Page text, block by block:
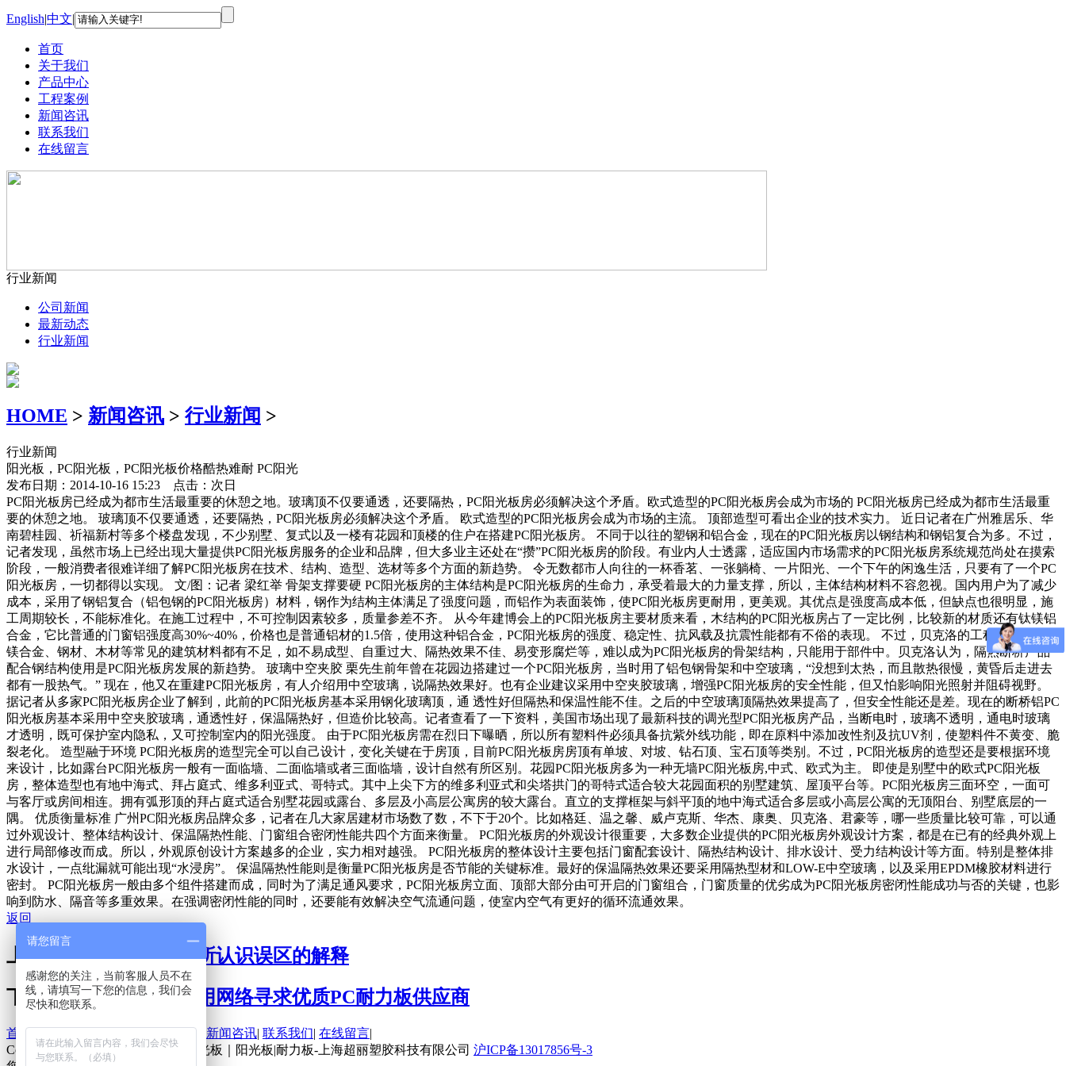
English|中文|
首页
关于我们
产品中心
工程案例
新闻咨讯
联系我们
在线留言
行业新闻
公司新闻
最新动态
行业新闻
HOME > 新闻咨讯 > 行业新闻 >
行业新闻
阳光板，PC阳光板，PC阳光板价格酷热难耐 PC阳光
发布日期：2014-10-16 15:23 点击： 次日
PC阳光板房已经成为都市生活最重要的休憩之地。玻璃顶不仅要通透，还要隔热，PC阳光板房必须解决这个矛盾。欧式造型的PC阳光板房会成为市场的 PC阳光板房已经成为都市生活最重
要的休憩之地。 玻璃顶不仅要通透，还要隔热，PC阳光板房必须解决这个矛盾。 欧式造型的PC阳光板房会成为市场的主流。 顶部造型可看出企业的技术实力。 近日记者在广州雅居乐、华
南碧桂园、祈福新村等多个楼盘发现，不少别墅、复式以及一楼有花园和顶楼的住户在搭建PC阳光板房。 不同于以往的塑钢和铝合金，现在的PC阳光板房以钢结构和钢铝复合为多。不过，
记者发现，虽然市场上已经出现大量提供PC阳光板房服务的企业和品牌，但大多业主还处在“攒”PC阳光板房的阶段。有业内人士透露，适应国内市场需求的PC阳光板房系统规范尚处在摸索
阶段，一般消费者很难详细了解PC阳光板房在技术、结构、造型、选材等多个方面的新趋势。 令无数都市人向往的一杯香茗、一张躺椅、一片阳光、一个下午的闲逸生活，只要有了一个PC
阳光板房，一切都得以实现。 文/图：记者 梁红举 骨架支撑要硬 PC阳光板房的主体结构是PC阳光板房的生命力，承受着最大的力量支撑，所以，主体结构材料不容忽视。国内用户为了减少
成本，采用了钢铝复合（铝包钢的PC阳光板房）材料，钢作为结构主体满足了强度问题，而铝作为表面装饰，使PC阳光板房更耐用，更美观。其优点是强度高成本低，但缺点也很明显，施
工周期较长，不能标准化。在施工过程中，不可控制因素较多，质量参差不齐。 从今年建博会上的PC阳光板房主要材质来看，木结构的PC阳光板房占了一定比例，比较新的材质还有钛镁铝
合金，它比普通的门窗铝强度高30%~40%，价格也是普通铝材的1.5倍，使用这种铝合金，PC阳光板房的强度、稳定性、抗风载及抗震性能都有不俗的表现。 不过，贝克洛的工程师认为，钛
镁合金、钢材、木材等常见的建筑材料都有不足，如不易成型、自重过大、隔热效果不佳、易变形腐烂等，难以成为PC阳光板房的骨架结构，只能用于部件中。贝克洛认为，隔热断桥产品
配合钢结构使用是PC阳光板房发展的新趋势。 玻璃中空夹胶 栗先生前年曾在花园边搭建过一个PC阳光板房，当时用了铝包钢骨架和中空玻璃，“没想到太热，而且散热很慢，黄昏后走进去
都有一股热气。” 现在，他又在重建PC阳光板房，有人介绍用中空玻璃，说隔热效果好。也有企业建议采用中空夹胶玻璃，增强PC阳光板房的安全性能，但又怕影响阳光照射并阻碍视野。
据记者从多家PC阳光板房企业了解到，此前的PC阳光板房基本采用钢化玻璃顶，通 透性好但隔热和保温性能不佳。之后的中空玻璃顶隔热效果提高了，但安全性能还是差。现在的断桥铝PC
阳光板房基本采用中空夹胶玻璃，通透性好，保温隔热好，但造价比较高。记者查看了一下资料，美国市场出现了最新科技的调光型PC阳光板房产品，当断电时，玻璃不透明，通电时玻璃
才透明，既可保护室内隐私，又可控制室内的阳光强度。 由于PC阳光板房需在烈日下曝晒，所以所有塑料件必须具备抗紫外线功能，即在原料中添加改性剂及抗UV剂，使塑料件不黄变、脆
裂老化。 造型融于环境 PC阳光板房的造型完全可以自己设计，变化关键在于房顶，目前PC阳光板房房顶有单坡、对坡、钻石顶、宝石顶等类别。不过，PC阳光板房的造型还是要根据环境
来设计，比如露台PC阳光板房一般有一面临墙、二面临墙或者三面临墙，设计自然有所区别。花园PC阳光板房多为一种无墙PC阳光板房,中式、欧式为主。 即使是别墅中的欧式PC阳光板
房，整体造型也有地中海式、拜占庭式、维多利亚式、哥特式。其中上尖下方的维多利亚式和尖塔拱门的哥特式适合较大花园面积的别墅建筑、屋顶平台等。PC阳光板房三面环空，一面可
与客厅或房间相连。拥有弧形顶的拜占庭式适合别墅花园或露台、多层及小高层公寓房的较大露台。直立的支撑框架与斜平顶的地中海式适合多层或小高层公寓的无顶阳台、别墅底层的一
隅。 优质衡量标准 广州PC阳光板房品牌众多，记者在几大家居建材市场数了数，不下于20个。比如格廷、温之馨、威卢克斯、华杰、康奥、贝克洛、君豪等，哪一些质量比较可靠，可以通
过外观设计、整体结构设计、保温隔热性能、门窗组合密闭性能共四个方面来衡量。 PC阳光板房的外观设计很重要，大多数企业提供的PC阳光板房外观设计方案，都是在已有的经典外观上
进行局部修改而成。所以，外观原创设计方案越多的企业，实力相对越强。 PC阳光板房的整体设计主要包括门窗配套设计、隔热结构设计、排水设计、受力结构设计等方面。特别是整体排
水设计，一点纰漏就可能出现“水浸房”。 保温隔热性能则是衡量PC阳光板房是否节能的关键标准。最好的保温隔热效果还要采用隔热型材和LOW-E中空玻璃，以及采用EPDM橡胶材料进行
密封。 PC阳光板房一般由多个组件搭建而成，同时为了满足通风要求，PC阳光板房立面、顶部大部分由可开启的门窗组合，门窗质量的优劣成为PC阳光板房密闭性能成功与否的关键，也影
响到防水、隔音等多重效果。在强调密闭性能的同时，还要能有效解决空气流通问题，使室内空气有更好的循环流通效果。
返回
上一篇：人们对阳光板所认识误区的解释
下一篇：开发商开始利用网络寻求优质PC耐力板供应商
首页 工程案例 新闻咨讯| 联系我们| 在线留言|
Copyright@ PC阳光板|PC耐力板|采光板｜阳光板|耐力板-上海超丽塑胶科技有限公司 沪ICP备13017856号-3
请您留言
感谢您的关注，当前客服人员不在
线，请填写一下您的信息，我们会
尽快和您联系。